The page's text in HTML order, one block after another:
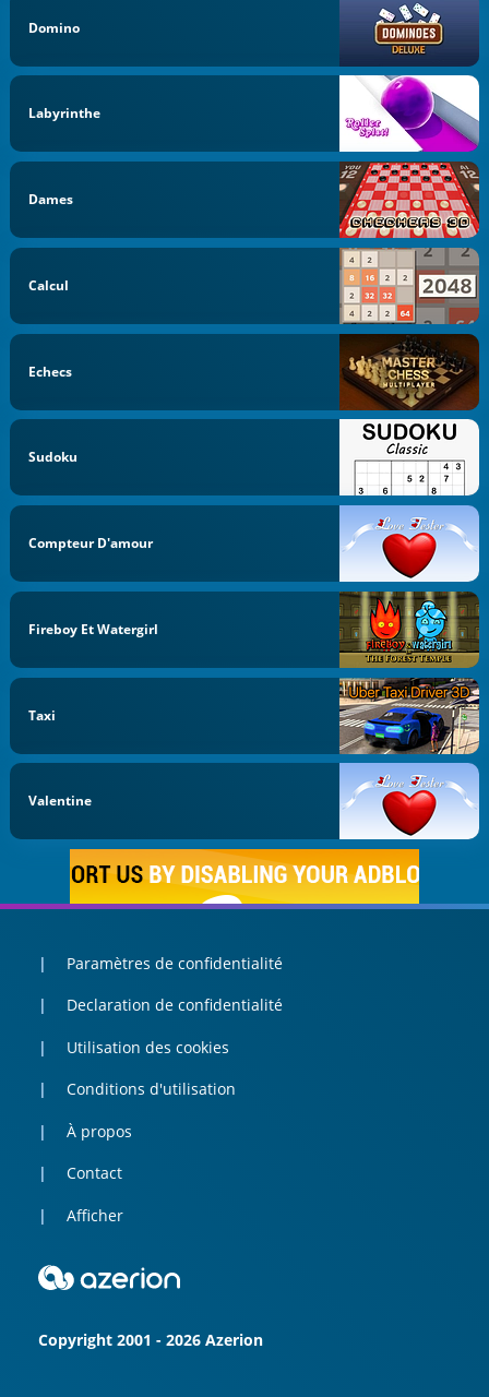
Domino
Labyrinthe
Dames
Calcul
Echecs
Sudoku
Compteur D'amour
Fireboy Et Watergirl
Taxi
Valentine
Paramètres de confidentialité
Declaration de confidentialité
Utilisation des cookies
Conditions d'utilisation
À propos
Contact
Afficher
Copyright 2001 - 2026 Azerion